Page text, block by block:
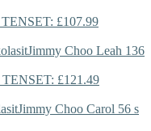
TENSET: £107.99
Jimmy Choo Leah 136
TENSET: £121.49
Jimmy Choo Carol 56 s